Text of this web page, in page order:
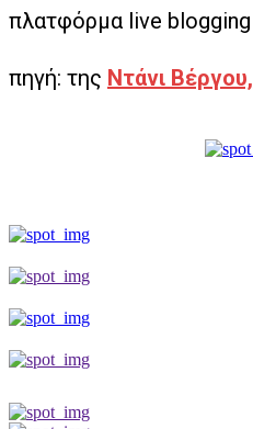
πλατφόρμα live blogging
πηγή: της Ντάνι